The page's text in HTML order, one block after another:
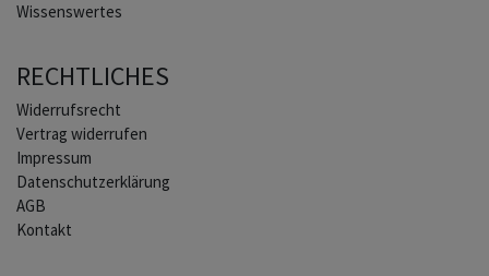
Wissenswertes
RECHTLICHES
Widerrufs­recht
Vertrag widerrufen
Impressum
Daten­schutz­erklärung
AGB
Kontakt